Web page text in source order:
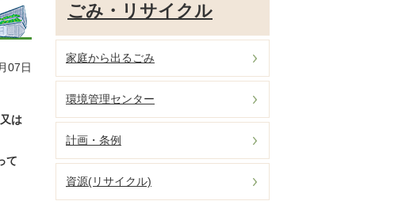
07日
は
て
ごみ・リサイクル
家庭から出るごみ
環境管理センター
計画・条例
資源(リサイクル)